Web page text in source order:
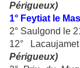
Périgueux)
1° Feytiat le
2° Saulgond le
12°
Périgueux)